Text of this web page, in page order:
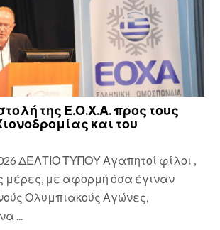
της Ε.Ο.Χ.Α. προς τους
και του
ΔΕΛΤΙΟ ΤΥΠΟΥ Αγαπητοί φίλοι ,
μέρες, με αφορμή όσα έγιναν
Ολυμπιακούς Αγώνες,
...